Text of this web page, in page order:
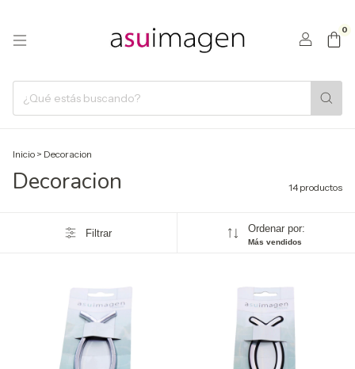
0
Inicio > Decoracion
Decoracion 14 productos
Filtrar Ordenar por:
Más vendidos